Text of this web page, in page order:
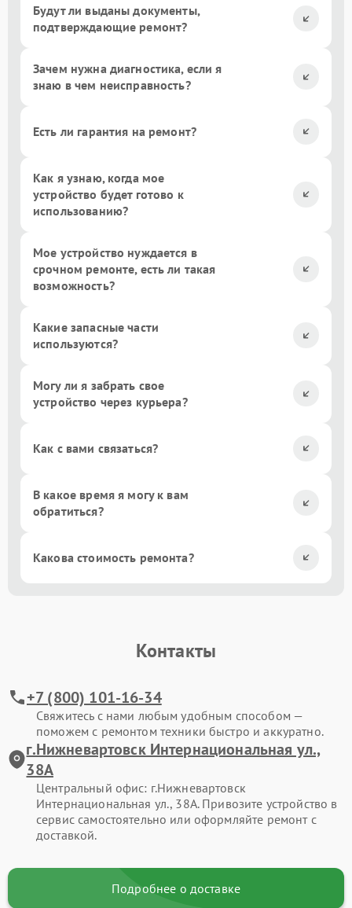
Будут ли выданы документы,
подтверждающие ремонт?
Зачем нужна диагностика, если я
знаю в чем неисправность?
Есть ли гарантия на ремонт?
Как я узнаю, когда мое
устройство будет готово к
использованию?
Мое устройство нуждается в
срочном ремонте, есть ли такая
возможность?
Какие запасные части
используются?
Могу ли я забрать свое
устройство через курьера?
Как с вами связаться?
В какое время я могу к вам
обратиться?
Какова стоимость ремонта?
Контакты
+7 (800) 101-16-34
Свяжитесь с нами любым удобным способом —
поможем с ремонтом техники быстро и аккуратно.
г.Нижневартовск Интернациональная ул.,
38А
Центральный офис: г.Нижневартовск
Интернациональная ул., 38А. Привозите устройство в
сервис самостоятельно или оформляйте ремонт с
доставкой.
Подробнее о доставке